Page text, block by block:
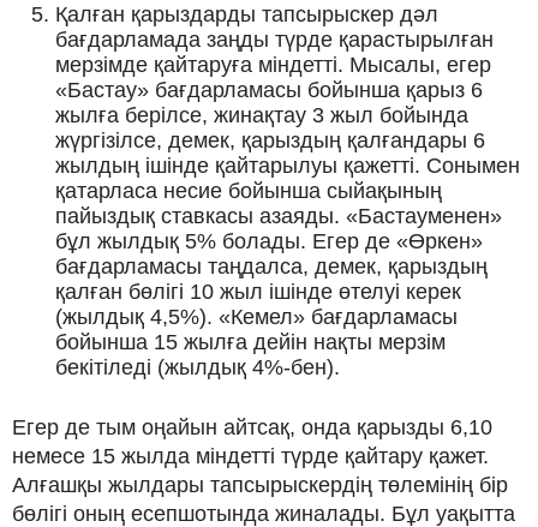
Қалған қарыздарды тапсырыскер дәл
бағдарламада заңды түрде қарастырылған
мерзімде қайтаруға міндетті. Мысалы, егер
«Бастау» бағдарламасы бойынша қарыз 6
жылға берілсе, жинақтау 3 жыл бойында
жүргізілсе, демек, қарыздың қалғандары 6
жылдың ішінде қайтарылуы қажетті. Сонымен
қатарласа несие бойынша сыйақының
пайыздық ставкасы азаяды. «Бастауменен»
бұл жылдық 5% болады. Егер де «Өркен»
бағдарламасы таңдалса, демек, қарыздың
қалған бөлігі 10 жыл ішінде өтелуі керек
(жылдық 4,5%). «Кемел» бағдарламасы
бойынша 15 жылға дейін нақты мерзім
бекітіледі (жылдық 4%-бен).
Егер де тым оңайын айтсақ, онда қарызды 6,10
немесе 15 жылда міндетті түрде қайтару қажет.
Алғашқы жылдары тапсырыскердің төлемінің бір
бөлігі оның есепшотында жиналады. Бұл уақытта